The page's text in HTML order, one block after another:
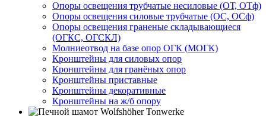
Опоры освещения трубчатые несиловые (ОТ, ОТф)
Опоры освещения силовые трубчатые (ОС, ОСф)
Опоры освещения граненые складывающиеся
(ОГКС, ОГСКЛ)
Молниеотвод на базе опор ОГК (МОГК)
Кронштейны для силовых опор
Кронштейны для гранёных опор
Кронштейны приставные
Кронштейны декоративные
Кронштейны на ж/б опору